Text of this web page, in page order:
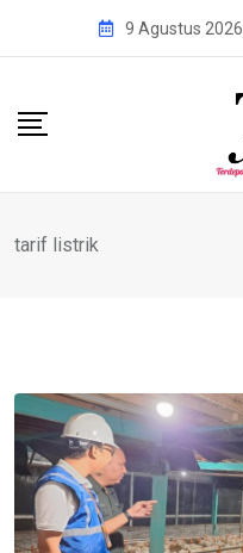
9 Agustus 2026
tarif listrik